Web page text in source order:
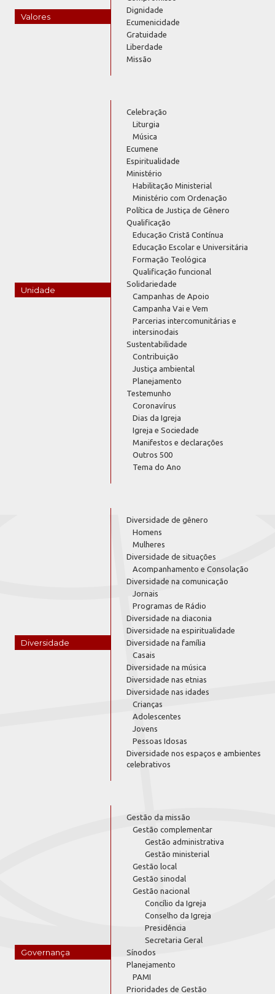
Valores
Dignidade
Ecumenicidade
Gratuidade
Liberdade
Missão
Unidade
Celebração
Liturgia
Música
Ecumene
Espiritualidade
Ministério
Habilitação Ministerial
Ministério com Ordenação
Política de Justiça de Gênero
Qualificação
Educação Cristã Contínua
Educação Escolar e Universitária
Formação Teológica
Qualificação funcional
Solidariedade
Campanhas de Apoio
Campanha Vai e Vem
Parcerias intercomunitárias e
intersinodais
Sustentabilidade
Contribuição
Justiça ambiental
Planejamento
Testemunho
Coronavírus
Dias da Igreja
Igreja e Sociedade
Manifestos e declarações
Outros 500
Tema do Ano
Diversidade
Diversidade de gênero
Homens
Mulheres
Diversidade de situações
Acompanhamento e Consolação
Diversidade na comunicação
Jornais
Programas de Rádio
Diversidade na diaconia
Diversidade na espiritualidade
Diversidade na família
Casais
Diversidade na música
Diversidade nas etnias
Diversidade nas idades
Crianças
Adolescentes
Jovens
Pessoas Idosas
Diversidade nos espaços e ambientes
celebrativos
Governança
Gestão da missão
Gestão complementar
Gestão administrativa
Gestão ministerial
Gestão local
Gestão sinodal
Gestão nacional
Concílio da Igreja
Conselho da Igreja
Presidência
Secretaria Geral
Sínodos
Planejamento
PAMI
Prioridades de Gestão